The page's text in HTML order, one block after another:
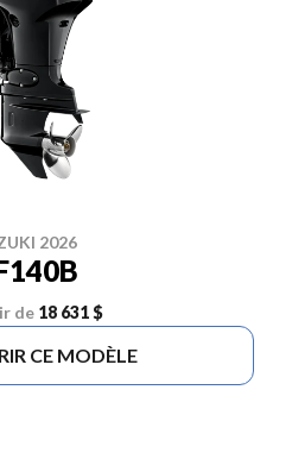
2026
de 18 631 $
CE MODÈLE